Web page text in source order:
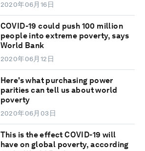
2020年06月16日
COVID-19 could push 100 million
people into extreme poverty, says
World Bank
2020年06月12日
Here's what purchasing power
parities can tell us about world
poverty
2020年06月03日
This is the effect COVID-19 will
have on global poverty, according